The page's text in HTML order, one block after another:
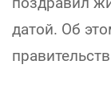
датой. Об